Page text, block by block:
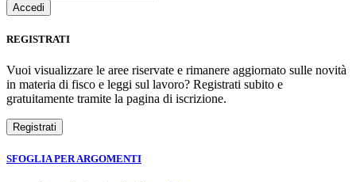
REGISTRATI
Vuoi visualizzare le aree riservate e rimanere aggiornato sulle novità
in materia di fisco e leggi sul lavoro? Registrati subito e
gratuitamente tramite la pagina di iscrizione.
SFOGLIA PER ARGOMENTI